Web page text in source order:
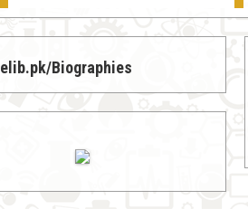
elib.pk/Biographies